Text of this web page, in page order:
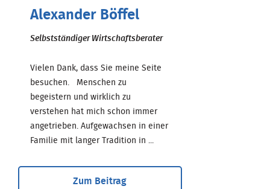
Alexander Böffel
Selbstständiger Wirtschaftsberater
Vielen Dank, dass Sie meine Seite
besuchen. Menschen zu
begeistern und wirklich zu
verstehen hat mich schon immer
angetrieben. Aufgewachsen in einer
Familie mit langer Tradition in ...
Zum Beitrag